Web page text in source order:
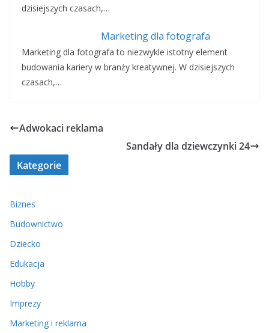
dzisiejszych czasach,…
Marketing dla fotografa
Marketing dla fotografa to niezwykle istotny element
budowania kariery w branży kreatywnej. W dzisiejszych
czasach,…
Adwokaci reklama
Sandały dla dziewczynki 24
Kategorie
Biznes
Budownictwo
Dziecko
Edukacja
Hobby
Imprezy
Marketing i reklama